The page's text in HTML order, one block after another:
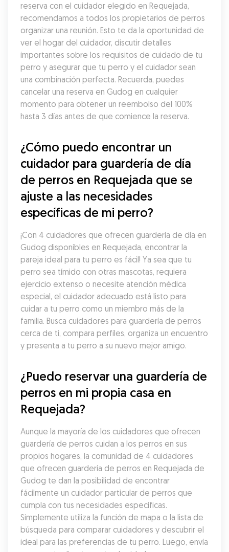
reserva con el cuidador elegido en Requejada,
recomendamos a todos los propietarios de perros
organizar una reunión. Esto te da la oportunidad de
ver el hogar del cuidador, discutir detalles
importantes sobre los requisitos de cuidado de tu
perro y asegurar que tu perro y el cuidador sean
una combinación perfecta. Recuerda, puedes
cancelar una reserva en Gudog en cualquier
momento para obtener un reembolso del 100%
hasta 3 días antes de que comience la reserva.
¿Cómo puedo encontrar un
cuidador para guardería de día
de perros en Requejada que se
ajuste a las necesidades
específicas de mi perro?
¡Con 4 cuidadores que ofrecen guardería de día en
Gudog disponibles en Requejada, encontrar la
pareja ideal para tu perro es fácil! Ya sea que tu
perro sea tímido con otras mascotas, requiera
ejercicio extenso o necesite atención médica
especial, el cuidador adecuado está listo para
cuidar a tu perro como un miembro más de la
familia. Busca cuidadores para guardería de perros
cerca de ti, compara perfiles, organiza un encuentro
y presenta a tu perro a su nuevo mejor amigo.
¿Puedo reservar una guardería de
perros en mi propia casa en
Requejada?
Aunque la mayoría de los cuidadores que ofrecen
guardería de perros cuidan a los perros en sus
propios hogares, la comunidad de 4 cuidadores
que ofrecen guardería de perros en Requejada de
Gudog te dan la posibilidad de encontrar
fácilmente un cuidador particular de perros que
cumpla con tus necesidades específicas.
Simplemente utiliza la función de mapa o la lista de
búsqueda para comparar cuidadores y descubrir el
ideal para las preferencias de tu perro. Luego, envía